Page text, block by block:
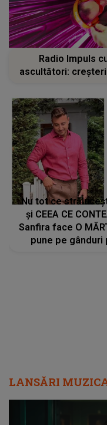
Radio Impuls
ascultători:
Nu tot ce
și CEEA CE
Sanfira face O
pune pe gânduri
LANSĂRI